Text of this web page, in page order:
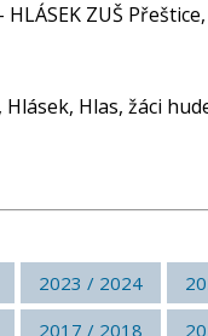
ZUŠ
Hlas, žáci
2023 / 2024
2017 / 2018